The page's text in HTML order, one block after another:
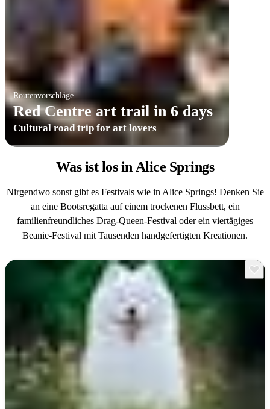
Routenvorschläge
Red Centre art trail in 6 days
Cultural road trip for art lovers
Was ist losin Alice Springs
Nirgendwo sonst gibt es Festivals wie in Alice Springs! Denken Sie
an eine Bootsregatta auf einem trockenen Flussbett, ein
familienfreundliches Drag-Queen-Festival oder ein viertägiges
Beanie-Festival mit Tausenden handgefertigten Kreationen.